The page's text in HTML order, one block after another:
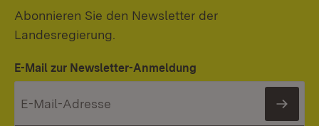
Abonnieren Sie den Newsletter der
Landesregierung.
E-Mail zur Newsletter-Anmeldung